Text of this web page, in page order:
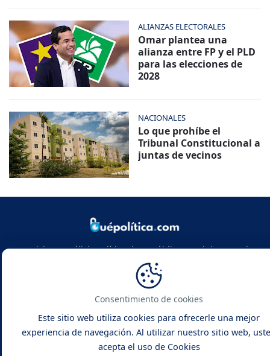
ALIANZAS ELECTORALES
Omar plantea una
alianza entre FP y el PLD
para las elecciones de
2028
NACIONALES
Lo que prohíbe el
Tribunal Constitucional a
juntas de vecinos
Noticias y análisis político de República Dominicana y el
mundo. Infórmate con rigor, actualidad y las claves de la
política global.
Qué Política - Noticias y Análisis
Consentimiento de cookies
Este sitio web utiliza cookies para ofrecerle una mejor
experiencia de navegación. Al utilizar nuestro sitio web,
acepta el uso de Cookies